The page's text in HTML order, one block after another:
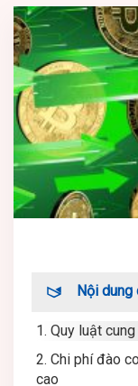
Nội dung
1. Quy luật
2. Chi phí đào
cao